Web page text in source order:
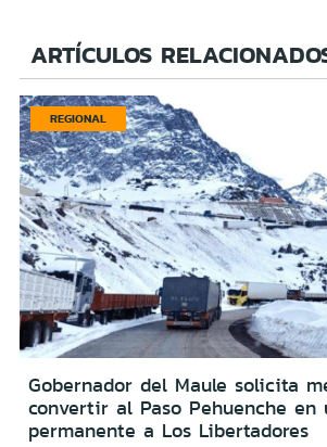
ARTÍCULOS
REGIONAL
Gobernador del Maule solicita
convertir al Paso Pehuenche
permanente a Los Libertadores